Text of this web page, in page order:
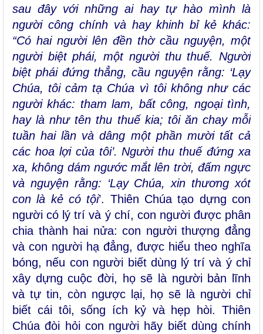
sau đây với những ai hay tự hào mình là
người công chính và hay khinh bỉ kẻ khác:
“Có hai người lên đền thờ cầu nguyện, một
người biệt phái, một người thu thuế. Người
biệt phái đứng thẳng, cầu nguyện rằng: ‘Lạy
Chúa, tôi cảm tạ Chúa vì tôi không như các
người khác: tham lam, bất công, ngoại tình,
hay là như tên thu thuế kia; tôi ăn chay mỗi
tuần hai lần và dâng một phần mười tất cả
các hoa lợi của tôi’. Người thu thuế đứng xa
xa, không dám ngước mắt lên trời, đấm ngực
và nguyện rằng: ‘Lạy Chúa, xin thương xót
con là kẻ có tội’. Thiên Chúa tạo dựng con
người có lý trí và ý chí, con người được phân
chia thành hai nửa: con người thượng đẳng
và con người hạ đẳng, được hiểu theo nghĩa
bóng, nếu con người biết dùng lý trí và ý chỉ
xây dựng cuộc đời, họ sẽ là người bản lĩnh
và tự tin, còn ngược lại, họ sẽ là người chỉ
biết cái tôi, sống ích kỷ và hẹp hòi. Thiên
Chúa đòi hỏi con người hãy biết dùng chính